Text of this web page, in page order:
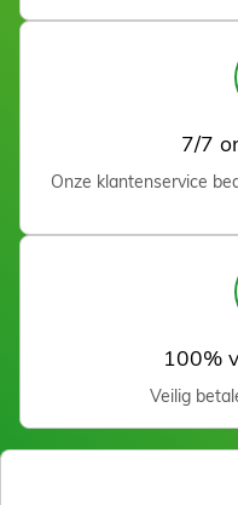
Fraise flamme courte
Crabure Silicium
7/7
Onze klantenservice
100%
Veilig